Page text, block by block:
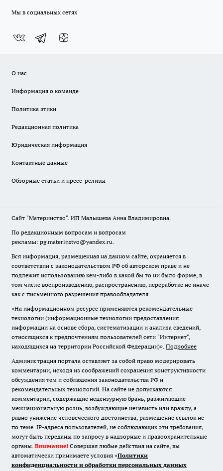
Мы в социальных сетях
О нас
Информация о команде
Политика этики
Редакционная политика
Юридическая информация
Контактные данные
Обзорные статьи и пресс-релизы
Сайт "Материнство". ИП Малышева Анна Владимировна.
По редакционным вопросам и вопросам
рекламы: pg.materinstvo@yandex.ru.
Вся информация, размещенная на данном сайте, охраняется в
соответствии с законодательством РФ об авторском праве и не
подлежит использованию кем-либо в какой бы то ни было форме, в
том числе воспроизведению, распространению, переработке не иначе
как с письменного разрешения правообладателя.
«На информационном ресурсе применяются рекомендательные
технологии (информационные технологии предоставления
информации на основе сбора, систематизации и анализа сведений,
относящихся к предпочтениям пользователей сети "Интернет",
находящихся на территории Российской Федерации)». Подробнее
Администрация портала оставляет за собой право модерировать
комментарии, исходя из соображений сохранения конструктивности
обсуждения тем и соблюдения законодательства РФ и
рекомендательных технологий. На сайте не допускаются
комментарии, содержащие нецензурную брань, разжигающие
межнациональную рознь, возбуждающие ненависть или вражду, а
равно унижение человеческого достоинства, размещение ссылок не
по теме. IP-адреса пользователей, не соблюдающих эти требования,
могут быть переданы по запросу в надзорные и правоохранительные
органы. Внимание! Совершая любые действия на сайте, вы
автоматически принимаете условия «Политики
конфиденциальности и обработки персональных данных